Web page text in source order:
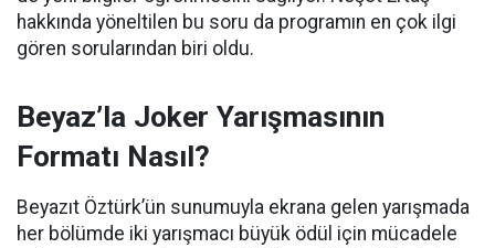
hakkında yöneltilen bu soru da programın en çok ilgi
gören sorularından biri oldu.
Beyaz’la Joker Yarışmasının
Formatı Nasıl?
Beyazıt Öztürk’ün sunumuyla ekrana gelen yarışmada
her bölümde iki yarışmacı büyük ödül için mücadele